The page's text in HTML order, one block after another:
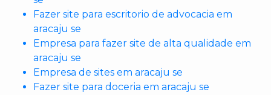
Fazer site para escritorio de advocacia em
aracaju se
Empresa para fazer site de alta qualidade em
aracaju se
Empresa de sites em aracaju se
Fazer site para doceria em aracaju se